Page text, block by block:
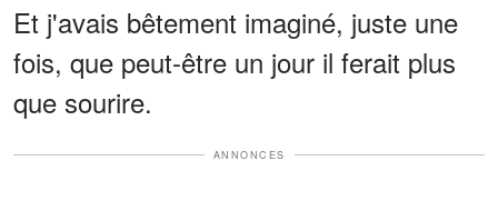
Et j'avais bêtement imaginé, juste une
fois, que peut-être un jour il ferait plus
que sourire.
ANNONCES